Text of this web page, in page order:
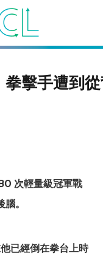
擊手遭到
次輕量級冠軍戰
。
已經倒在拳台上時